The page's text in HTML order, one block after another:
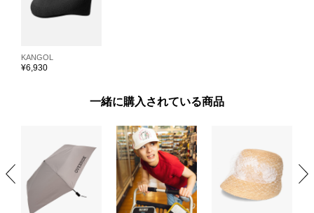
KANGOL
¥6,930
一緒に購入されている商品